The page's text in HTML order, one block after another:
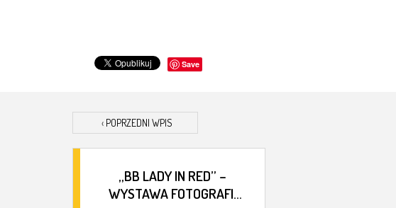
Save
‹ POPRZEDNI WPIS
„BB LADY IN RED” –
WYSTAWA FOTOGRAFII